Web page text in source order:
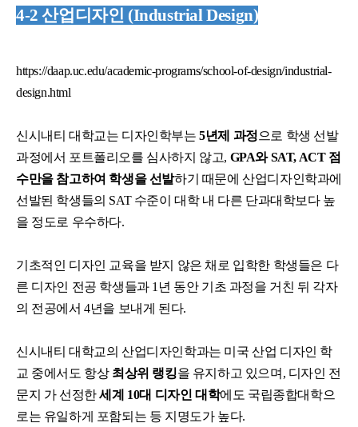
4-2 산업디자인 (Industrial Design)
https://daap.uc.edu/academic-programs/school-of-design/industrial-
design.html
신시내티 대학교는 디자인학부는5년제 과정으로 학생 선발
과정에서 포트폴리오를 심사하지 않고, GPA와 SAT, ACT 점
수만을 참고하여 학생을 선발하기 때문에 산업디자인학과에
선발된 학생들의 SAT 수준이 대학 내 다른 단과대학보다 높
을 정도로 우수하다.
기초적인 디자인 교육을 받지 않은 채로 입학한 학생들은 다
른 디자인 전공 학생들과 1년 동안 기초 과정을 거친 뒤 각자
의 전공에서 4년을 보내게 된다.
신시내티 대학교의 산업디자인학과는 미국 산업 디자인 학
교 중에서도 항상 최상위 랭킹을 유지하고 있으며, 디자인 전
문지 가 선정한세계 10대 디자인 대학에도 국립종합대학으
로는 유일하게 포함되는 등 지명도가 높다.